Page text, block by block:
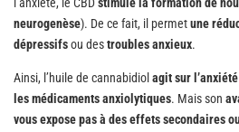
neurogenèse). De ce fait, il permetune
dépressifsou destroubles anxieux.
Ainsi, l’huile de cannabidiol agit sur
les médicaments anxiolytiques. Mais son
vous expose pas à des effets secondaires